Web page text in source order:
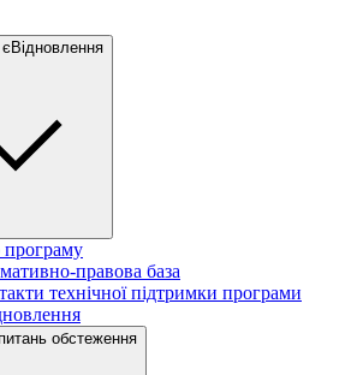
правова база
технічної підтримки програми
обстеження